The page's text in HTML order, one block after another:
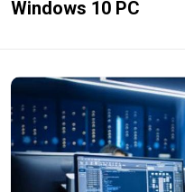
Windows 10 PC